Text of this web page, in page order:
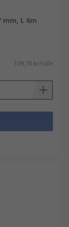
mm, L 6m
109,76 kr/rulle